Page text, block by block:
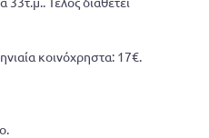
κοινόχρηστα: 17€.